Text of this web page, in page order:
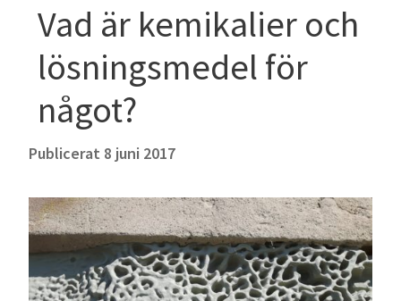
Vad är kemikalier och
lösningsmedel för
något?
Publicerat 8 juni 2017